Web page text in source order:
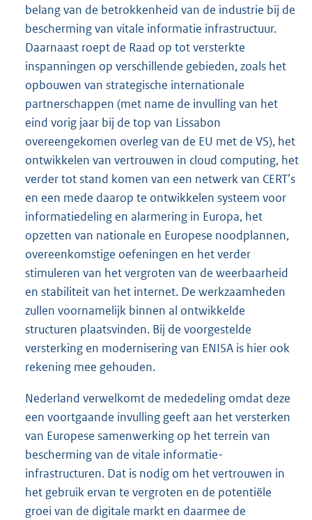
belang van de betrokkenheid van de industrie bij de
bescherming van vitale informatie infrastructuur.
Daarnaast roept de Raad op tot versterkte
inspanningen op verschillende gebieden, zoals het
opbouwen van strategische internationale
partnerschappen (met name de invulling van het
eind vorig jaar bij de top van Lissabon
overeengekomen overleg van de EU met de VS), het
ontwikkelen van vertrouwen in cloud computing, het
verder tot stand komen van een netwerk van CERT’s
en een mede daarop te ontwikkelen systeem voor
informatiedeling en alarmering in Europa, het
opzetten van nationale en Europese noodplannen,
overeenkomstige oefeningen en het verder
stimuleren van het vergroten van de weerbaarheid
en stabiliteit van het internet. De werkzaamheden
zullen voornamelijk binnen al ontwikkelde
structuren plaatsvinden. Bij de voorgestelde
versterking en modernisering van ENISA is hier ook
rekening mee gehouden.
Nederland verwelkomt de mededeling omdat deze
een voortgaande invulling geeft aan het versterken
van Europese samenwerking op het terrein van
bescherming van de vitale informatie-
infrastructuren. Dat is nodig om het vertrouwen in
het gebruik ervan te vergroten en de potentiële
groei van de digitale markt en daarmee de